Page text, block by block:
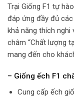
Trại Giống F1 tự
đáp ứng đầy đủ
khả năng thích
châm “Chất lượng
mang đến cho
– Giống ếch F1
Cung cấp ếch